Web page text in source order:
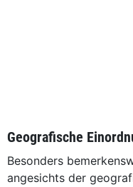
Geografische
Besonders
angesichts der